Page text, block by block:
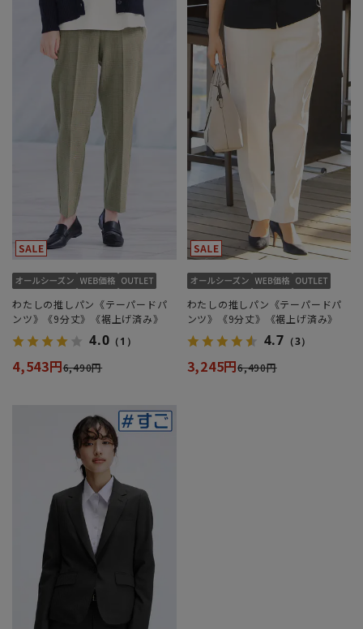
わたしの推しパン《テーパードパ
ンツ》《9分丈》《裾上げ済み》
4.0 （1）
4,543円6,490円
わたしの推しパン《テーパードパ
ンツ》《9分丈》《裾上げ済み》
4.7 （3）
3,245円6,490円